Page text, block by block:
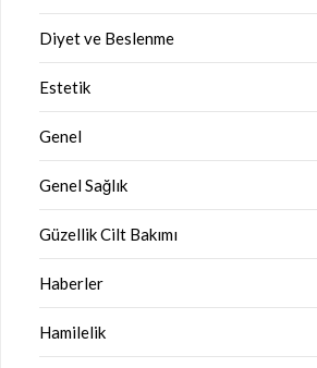
Diyet ve Beslenme
Estetik
Genel
Genel Sağlık
Güzellik Cilt Bakımı
Haberler
Hamilelik